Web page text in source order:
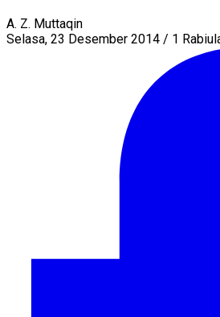
A. Z. Muttaqin
Selasa, 23 Desember 2014 / 1